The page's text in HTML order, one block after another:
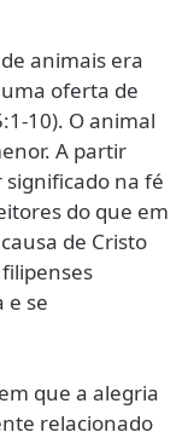
animais era
oferta de
10). O animal
A partir
significado na fé
do que em
de Cristo
e se
que a alegria
relacionado